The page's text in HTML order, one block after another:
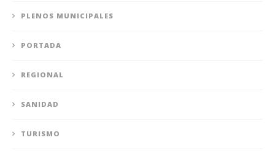
PLENOS MUNICIPALES
PORTADA
REGIONAL
SANIDAD
TURISMO